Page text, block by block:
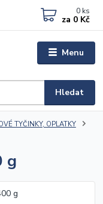
Menu
Hledat
0 ks
za 0 Kč
TYČINKY, OPLATKY
g